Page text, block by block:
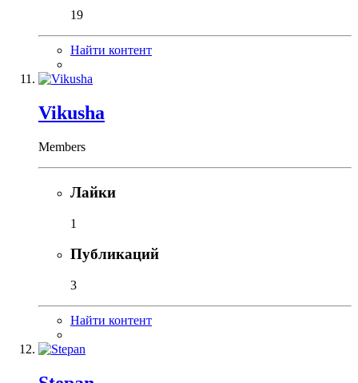
19
Найти контент
Vikusha
Members
Лайки
1
Публикаций
3
Найти контент